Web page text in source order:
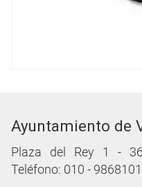
Ayuntamiento de
Plaza del Rey 1 -
Teléfono: 010 -